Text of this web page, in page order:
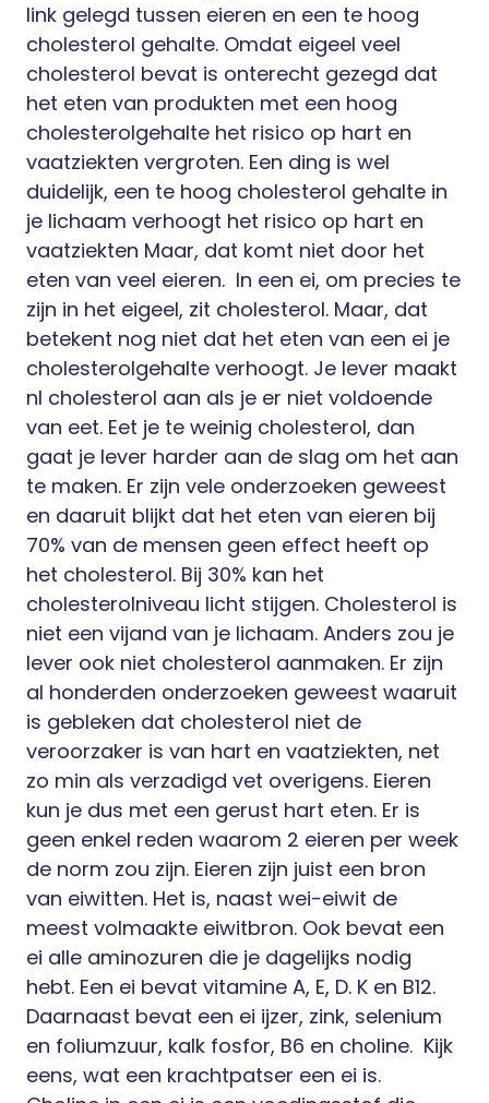
link gelegd tussen eieren en een te hoog
cholesterol gehalte. Omdat eigeel veel
cholesterol bevat is onterecht gezegd dat
het eten van produkten met een hoog
cholesterolgehalte het risico op hart en
vaatziekten vergroten. Een ding is wel
duidelijk, een te hoog cholesterol gehalte in
je lichaam verhoogt het risico op hart en
vaatziekten Maar, dat komt niet door het
eten van veel eieren. In een ei, om precies te
zijn in het eigeel, zit cholesterol. Maar, dat
betekent nog niet dat het eten van een ei je
cholesterolgehalte verhoogt. Je lever maakt
nl cholesterol aan als je er niet voldoende
van eet. Eet je te weinig cholesterol, dan
gaat je lever harder aan de slag om het aan
te maken. Er zijn vele onderzoeken geweest
en daaruit blijkt dat het eten van eieren bij
70% van de mensen geen effect heeft op
het cholesterol. Bij 30% kan het
cholesterolniveau licht stijgen. Cholesterol is
niet een vijand van je lichaam. Anders zou je
lever ook niet cholesterol aanmaken. Er zijn
al honderden onderzoeken geweest waaruit
is gebleken dat cholesterol niet de
veroorzaker is van hart en vaatziekten, net
zo min als verzadigd vet overigens. Eieren
kun je dus met een gerust hart eten. Er is
geen enkel reden waarom 2 eieren per week
de norm zou zijn. Eieren zijn juist een bron
van eiwitten. Het is, naast wei-eiwit de
meest volmaakte eiwitbron. Ook bevat een
ei alle aminozuren die je dagelijks nodig
hebt. Een ei bevat vitamine A, E, D. K en B12.
Daarnaast bevat een ei ijzer, zink, selenium
en foliumzuur, kalk fosfor, B6 en choline. Kijk
eens, wat een krachtpatser een ei is.